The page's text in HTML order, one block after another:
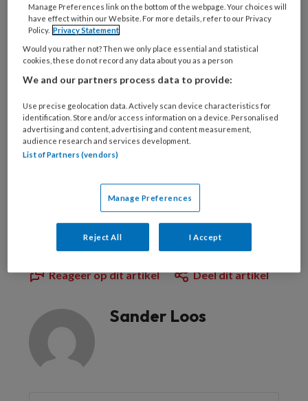
PREMIUM
Bekijk de mogelijkheden
Dit artikel is verschenen inTandartsPraktijk nr.
Reageer op dit artikel Deel dit artikel
Sander Loos
Manage Preferences link on the bottom of the webpage. Your choices will
have effect within our Website. For more details, refer to our Privacy
Policy. Privacy Statement
Would you rather not? Then we only place essential and statistical
cookies, these do not record any data about you as a person
We and our partners process data to provide:
Use precise geolocation data. Actively scan device characteristics for
identification. Store and/or access information on a device. Personalised
advertising and content, advertising and content measurement,
audience research and services development.
List of Partners (vendors)
Manage Preferences
Reject All I Accept